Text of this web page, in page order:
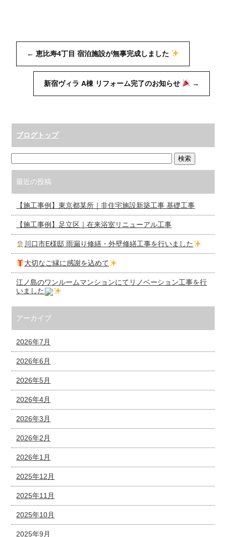
← 恵比寿4丁目 宿泊施設が無事完成しました
新宿ヴィラ A棟 リフォーム完了のお知らせ →
ブログトップ
最近の投稿
【施工事例】東京都某所｜非住宅施設新築工事 基礎工事
【施工事例】足立区｜在来浴室リニューアル工事
川口市E様邸 雨漏り修繕・外壁修繕工事を行いました
大切なご縁に感謝を込めて
江ノ島のワンルームマンションにてリノベーション工事を行
いました
アーカイブ
2026年7月
2026年6月
2026年5月
2026年4月
2026年3月
2026年2月
2026年1月
2025年12月
2025年11月
2025年10月
2025年9月